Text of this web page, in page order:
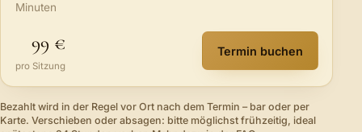
Minuten
99 €
pro Sitzung
Termin buchen
:
Bezahlt wird in der Regel vor Ort nach dem Termin – bar oder per
Karte. Verschieben oder absagen: bitte möglichst frühzeitig, ideal